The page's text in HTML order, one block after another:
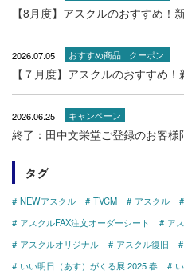
【8月度】アスクルのおすすめ！
2026.07.05 おすすめ商品 クーポン
【７月度】アスクルのおすすめ！
2026.06.25 キャンペーン
タグ
NEWアスクル TVCM アスクル
アスクルFAX注文オーダーシート
ア
アスクルオリジナル
アスクル復旧
いい明日（あす）がくる展 2025 春